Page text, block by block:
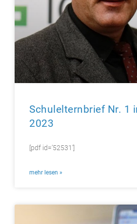
Schulelternbrief Nr. 1
2023
[pdf id=’52531′]
mehr lesen »